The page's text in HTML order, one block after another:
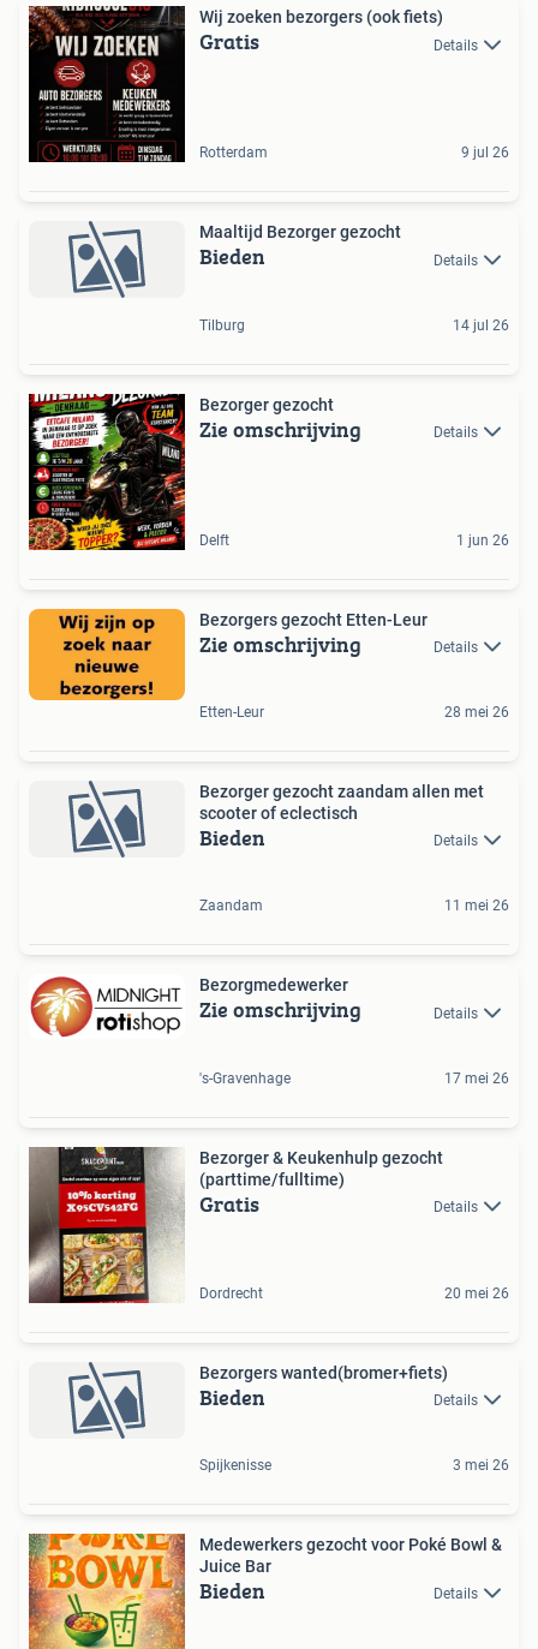
Wij zoeken bezorgers (ook fiets)
Gratis Details
Rotterdam 9 jul 26
Maaltijd Bezorger gezocht
Bieden Details
Tilburg 14 jul 26
Bezorger gezocht
Zie omschrijving Details
Delft 1 jun 26
Bezorgers gezocht Etten-Leur
Zie omschrijving Details
Etten-Leur 28 mei 26
Bezorger gezocht zaandam allen met
scooter of eclectisch
Bieden Details
Zaandam 11 mei 26
Bezorgmedewerker
Zie omschrijving Details
's-Gravenhage 17 mei 26
Bezorger & Keukenhulp gezocht
(parttime/fulltime)
Gratis Details
Dordrecht 20 mei 26
Bezorgers wanted(bromer+fiets)
Bieden Details
Spijkenisse 3 mei 26
Medewerkers gezocht voor Poké Bowl &
Juice Bar
Bieden Details